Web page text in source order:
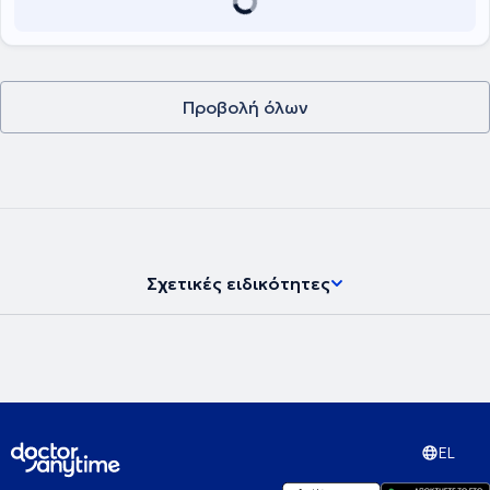
οίκον (κλινική εξέταση, ηλεκτροκαρδιογράφημα, triplex καρδιάς,
αντιθρομβωτική αγωγή και από την Ελληνική Εταιρεία
Λιπιδιολογίας, Αθηροσκλήρωσης και Αγγειακής Νόσου.
Προβολή όλων
Σχετικές ειδικότητες
EL